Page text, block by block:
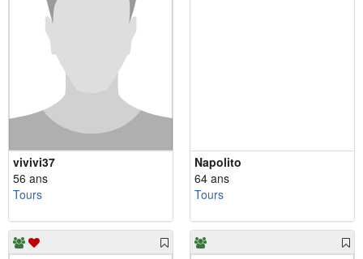
vivivi37
56 ans
Tours
Napolito
64 ans
Tours